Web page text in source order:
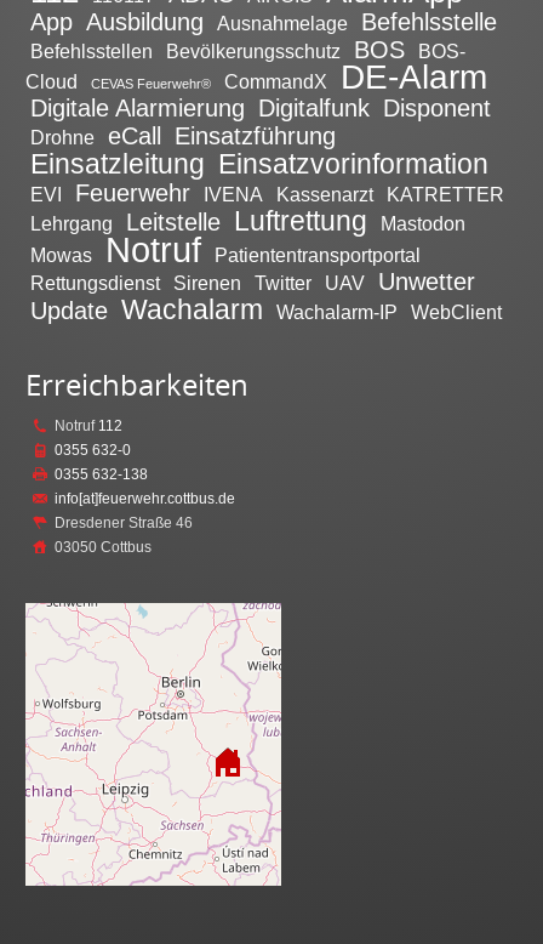
App Ausbildung Ausnahmelage Befehlsstelle
Befehlsstellen Bevölkerungsschutz BOS
BOS-
Cloud
CEVAS Feuerwehr® CommandX DE-Alarm
Digitale Alarmierung Digitalfunk Disponent
Drohne eCall Einsatzführung
Einsatzleitung Einsatzvorinformation
EVI Feuerwehr IVENA Kassenarzt
KATRETTER
Lehrgang
Leitstelle Luftrettung
Mastodon
Mowas
Notruf
Patiententransportportal
Rettungsdienst
Sirenen Twitter UAV
Unwetter
Update Wachalarm Wachalarm-IP WebClient
Erreichbarkeiten
Notruf 112
0355 632-0
0355 632-138
info[at]feuerwehr.cottbus.de
Dresdener Straße 46
03050 Cottbus